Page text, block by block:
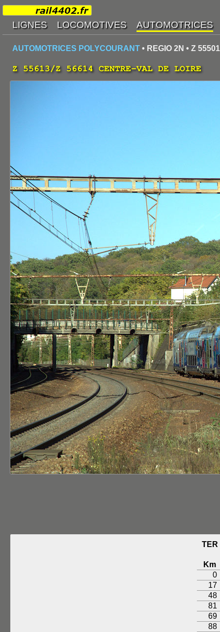
AUTOMOTRICES POLYCOURANT • REGIO 2N • Z
Z 55613/Z 56614 CENTRE-VAL DE LOIRE
TER
Km
0
17
48
81
69
88